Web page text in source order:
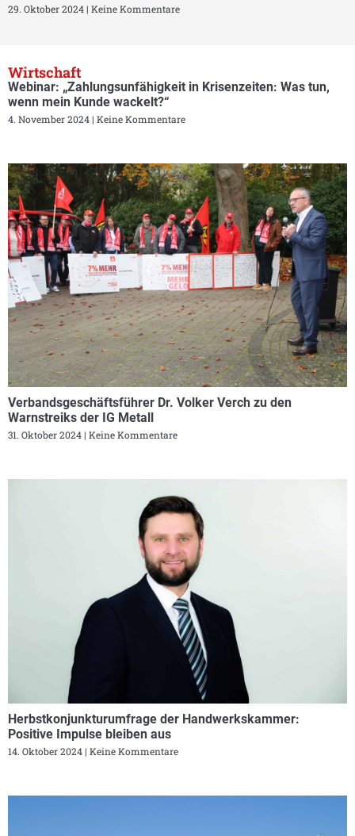
29. Oktober 2024 Keine Kommentare
Wirtschaft
Webinar: „Zahlungsunfähigkeit in Krisenzeiten: Was tun,
wenn mein Kunde wackelt?“
4. November 2024 Keine Kommentare
Verbandsgeschäftsführer Dr. Volker Verch zu den
Warnstreiks der IG Metall
31. Oktober 2024 Keine Kommentare
Herbstkonjunkturumfrage der Handwerkskammer:
Positive Impulse bleiben aus
14. Oktober 2024 Keine Kommentare